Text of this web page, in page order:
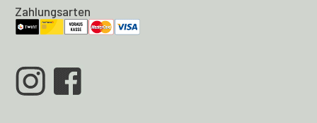
Zahlungsarten